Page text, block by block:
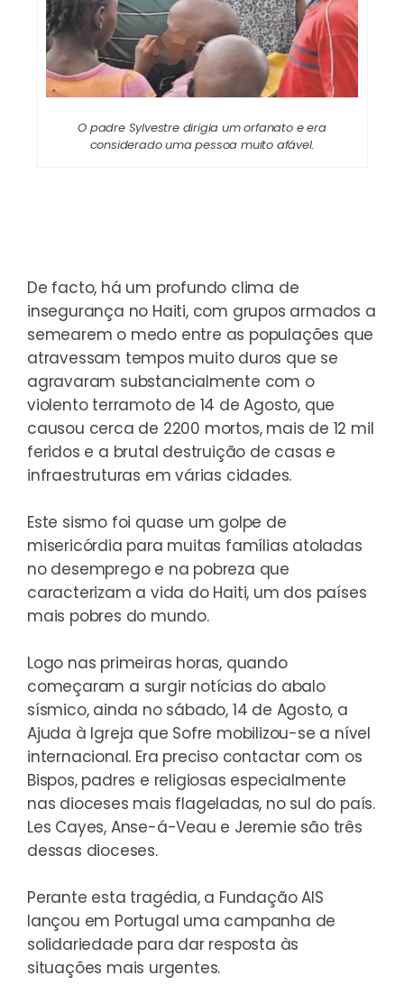
O padre Sylvestre dirigia um orfanato e era
considerado uma pessoa muito afável.
De facto, há um profundo clima de
insegurança no Haiti, com grupos armados a
semearem o medo entre as populações que
atravessam tempos muito duros que se
agravaram substancialmente com o
violento terramoto de 14 de Agosto, que
causou cerca de 2200 mortos, mais de 12 mil
feridos e a brutal destruição de casas e
infraestruturas em várias cidades.
Este sismo foi quase um golpe de
misericórdia para muitas famílias atoladas
no desemprego e na pobreza que
caracterizam a vida do Haiti, um dos países
mais pobres do mundo.
Logo nas primeiras horas, quando
começaram a surgir notícias do abalo
sísmico, ainda no sábado, 14 de Agosto, a
Ajuda à Igreja que Sofre mobilizou-se a nível
internacional. Era preciso contactar com os
Bispos, padres e religiosas especialmente
nas dioceses mais flageladas, no sul do país.
Les Cayes, Anse-á-Veau e Jeremie são três
dessas dioceses.
Perante esta tragédia, a Fundação AIS
lançou em Portugal uma campanha de
solidariedade para dar resposta às
situações mais urgentes.